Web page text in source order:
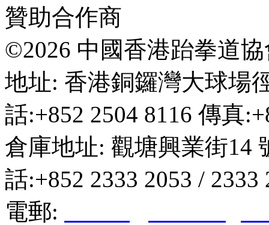
贊助合作商
©2026 中國香港跆拳道
地址: 香港銅鑼灣大球場
話:+852 2504 8116 傳真
倉庫地址: 觀塘興業街14
話:+852 2333 2053 /
電郵: